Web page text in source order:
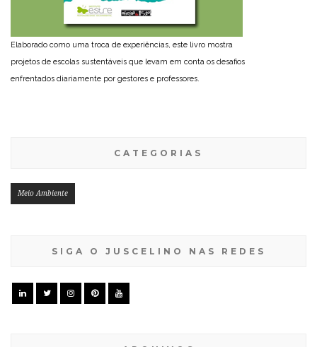
Elaborado como uma troca de experiências, este livro mostra
projetos de escolas sustentáveis que levam em conta os desafios
enfrentados diariamente por gestores e professores.
CATEGORIAS
Meio Ambiente
SIGA O JUSCELINO NAS REDES